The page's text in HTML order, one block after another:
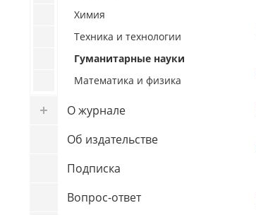
Фото
Наука
Внеучебная жизнь
Университет 4.0
International
Химия
Техника и технологии
Гуманитарные науки
Математика и физика
О журнале
Об издательстве
Подписка
Вопрос-ответ